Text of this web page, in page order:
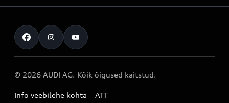
Müügikampaaniad
Audi Liising 1%
Audi konfiguraator (konfiguraator on inglisekeelne)
Originaalosad
Audi Tallinn
Pärnu esindus
Audi Tartu
Kontakt
Registreeru proovisõidule
Broneeri teenindus
Infopäring
© 2026 AUDI AG. Kõik õigused kaitstud.
Info veebilehe kohta
ATT